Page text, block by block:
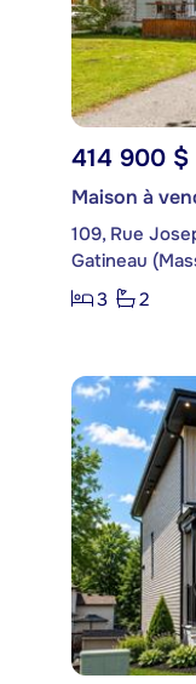
414 900 $
Maison à
109, Rue
Gatineau
3
2